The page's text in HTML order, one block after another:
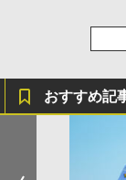
おすすめ記